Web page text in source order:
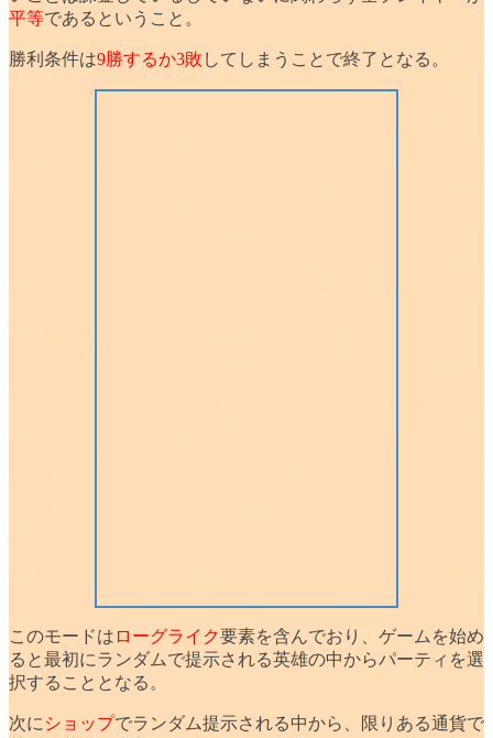
平等であるということ。
勝利条件は9勝するか3敗 してしまうことで終了となる。
このモードは ローグライク要素を含んでおり、ゲームを始め
ると最初にランダムで提示される英雄の中からパーティを選
択することとなる。
次に ショップでランダム提示される中から、限りある通貨で